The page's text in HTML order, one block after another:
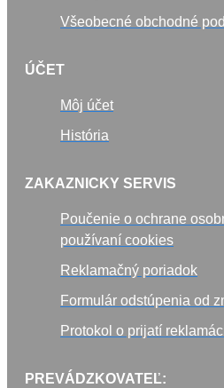
Všeobecné obchodné
ÚČET
Môj účet
História
ZAKAZNICKY SERVIS
Poučenie o ochrane
používaní cookies
Reklamačný poriadok
Formulár odstúpenia od
Protokol o prijatí
PREVÁDZKOVATEĽ: